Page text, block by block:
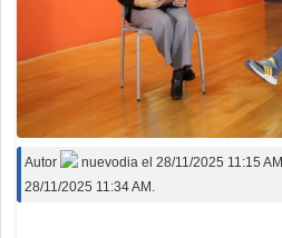
Autor nuevodia el 28/11/2025 11:15 AM
28/11/2025 11:34 AM.